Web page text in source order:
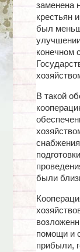
заменена
крестьян
был
конечном
В такой
были
помощи и
прибыли,